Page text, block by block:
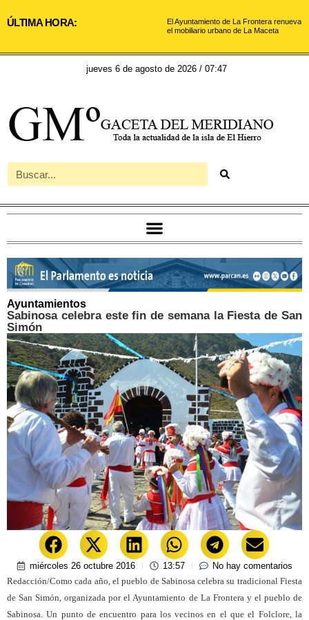
ÚLTIMA HORA:
El Ayuntamiento de La Frontera renueva
el mobiliario urbano de La Maceta
jueves 6 de agosto de 2026 / 07:47
Ayuntamientos
Sabinosa celebra este fin de semana la Fiesta de San
Simón
miércoles 26 octubre 2016 13:57
No hay comentarios
Redacción/Como cada año, el pueblo de Sabinosa celebra su tradicional Fiesta
de San Simón, organizada por el Ayuntamiento de La Frontera y el pueblo de
Sabinosa. Un punto de encuentro para los vecinos en el que el Folclore, la